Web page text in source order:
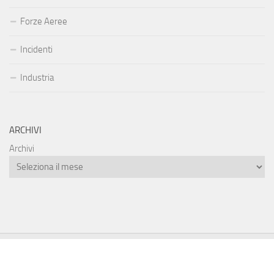
Forze Aeree
Incidenti
Industria
ARCHIVI
Archivi